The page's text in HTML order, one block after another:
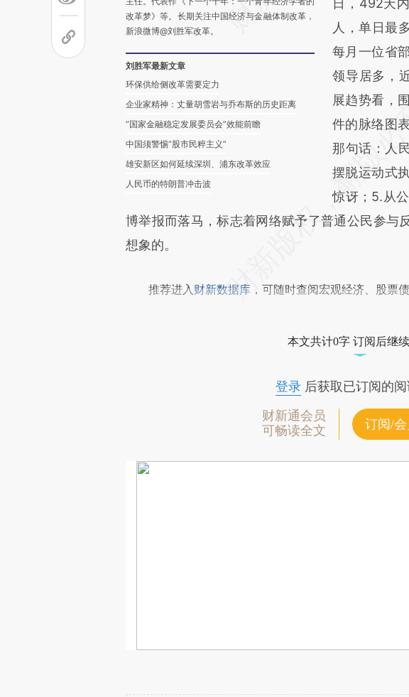
改革梦》等。长期关注中国经济与金融体制改革，
新浪微博@刘胜军改革。
刘胜军最新文章
环保供给侧改革需要定力
企业家精神：丈量胡雪岩与乔布斯的历史距离
“国家金融稳定发展委员会”效能前瞻
中国须警惕“股市民粹主义”
雄安新区如何延续深圳、浦东改革效应
人民币的特朗普冲击波
日，492天
人，单日最
每月一位省
领导居多，
展趋势看，
件的脉络图
那句话：人
摆脱运动式
惊讶；5.从
博举报而落马，标志着网络赋予了普通公民参与
想象的。
推荐进入 财新数据库 ，可随时查阅宏观经济、股票
本文共计0字 订阅后继
登录后获取已订阅的阅
财新通会员
可畅读全文
订阅/